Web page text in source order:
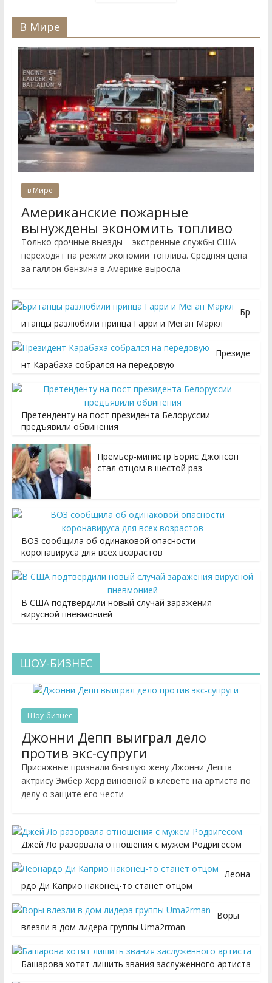
В Мире
в Мире
Американские пожарные
вынуждены экономить топливо
Только срочные выезды – экстренные службы США
переходят на режим экономии топлива. Средняя цена
за галлон бензина в Америке выросла
Бр
итанцы разлюбили принца Гарри и Меган Маркл
Президе
нт Карабаха собрался на передовую
Претенденту на пост президента Белоруссии
предъявили обвинения
Премьер-министр Борис Джонсон
стал отцом в шестой раз
ВОЗ сообщила об одинаковой опасности
коронавируса для всех возрастов
В США подтвердили новый случай заражения
вирусной пневмонией
ШОУ-БИЗНЕС
Шоу-бизнес
Джонни Депп выиграл дело
против экс-супруги
Присяжные признали бывшую жену Джонни Деппа
актрису Эмбер Херд виновной в клевете на артиста по
делу о защите его чести
Джей Ло разорвала отношения с мужем Родригесом
Леона
рдо Ди Каприо наконец-то станет отцом
Воры
влезли в дом лидера группы Uma2rman
Башарова хотят лишить звания заслуженного артиста